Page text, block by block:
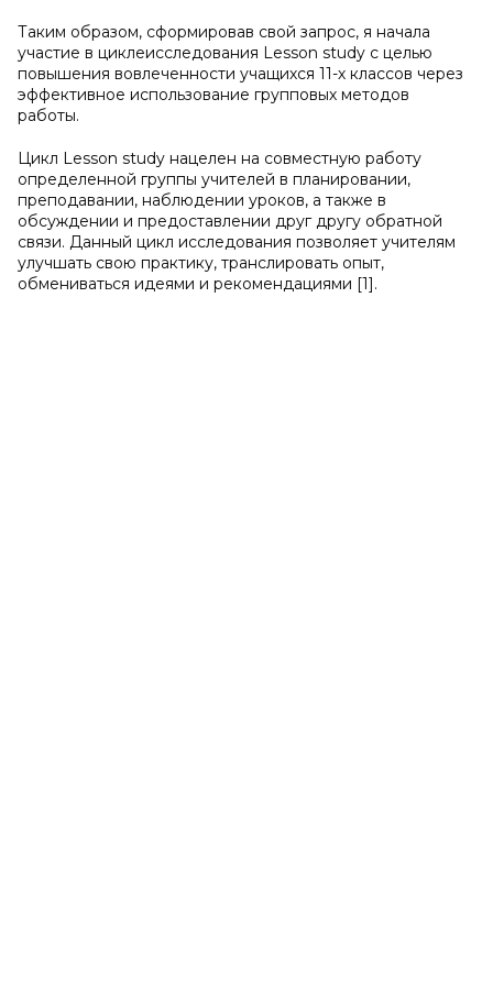
Таким образом, сформировав свой запрос, я начала
участие в циклеисследования Lesson study c целью
повышения вовлеченности учащихся 11-х классов через
эффективное использование групповых методов
работы.
Цикл Lesson study нацелен на совместную работу
определенной группы учителей в планировании,
преподавании, наблюдении уроков, а также в
обсуждении и предоставлении друг другу обратной
связи. Данный цикл исследования позволяет учителям
улучшать свою практику, транслировать опыт,
обмениваться идеями и рекомендациями [1].